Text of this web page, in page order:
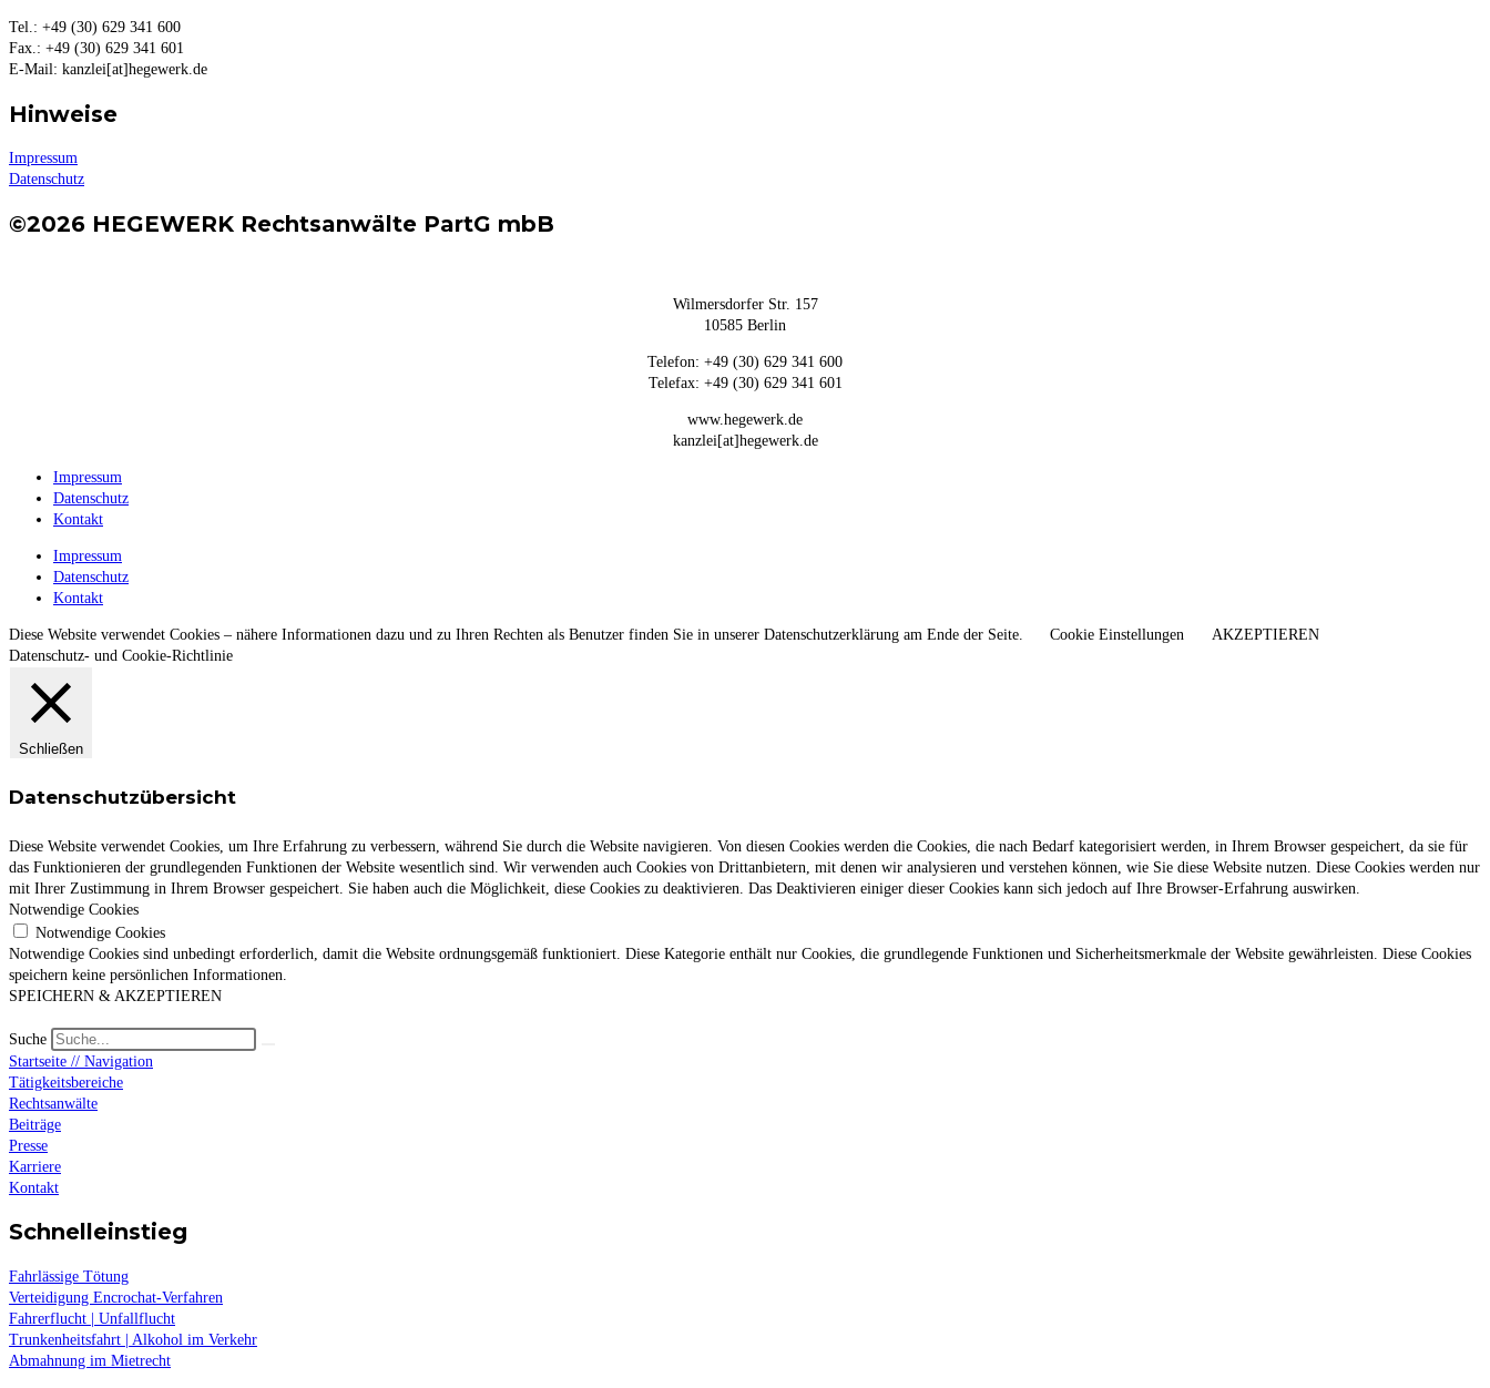
Tel.: +49 (30) 629 341 600
Fax.: +49 (30) 629 341 601
E-Mail: kanzlei[at]hegewerk.de
Hinweise
Impressum
Datenschutz
©2026 HEGEWERK Rechtsanwälte PartG mbB
Wilmersdorfer Str. 157
10585 Berlin
Telefon: +49 (30) 629 341 600
Telefax: +49 (30) 629 341 601
www.hegewerk.de
kanzlei[at]hegewerk.de
Impressum
Datenschutz
Kontakt
Impressum
Datenschutz
Kontakt
Diese Website verwendet Cookies – nähere Informationen dazu und zu Ihren Rechten als Benutzer finden Sie in unserer Datenschutzerklärung am Ende der Seite. Cookie Einstellungen
AKZEPTIEREN
Datenschutz- und Cookie-Richtlinie
Schließen
Datenschutzübersicht
Diese Website verwendet Cookies, um Ihre Erfahrung zu verbessern, während Sie durch die Website navigieren. Von diesen Cookies werden die Cookies, die nach Bedarf kategorisiert werden, in Ihrem Browser gespeichert, da sie für
das Funktionieren der grundlegenden Funktionen der Website wesentlich sind. Wir verwenden auch Cookies von Drittanbietern, mit denen wir analysieren und verstehen können, wie Sie diese Website nutzen. Diese Cookies werden nur
mit Ihrer Zustimmung in Ihrem Browser gespeichert. Sie haben auch die Möglichkeit, diese Cookies zu deaktivieren. Das Deaktivieren einiger dieser Cookies kann sich jedoch auf Ihre Browser-Erfahrung auswirken.
Notwendige Cookies
Notwendige Cookies
Notwendige Cookies sind unbedingt erforderlich, damit die Website ordnungsgemäß funktioniert. Diese Kategorie enthält nur Cookies, die grundlegende Funktionen und Sicherheitsmerkmale der Website gewährleisten. Diese Cookies
speichern keine persönlichen Informationen.
SPEICHERN & AKZEPTIEREN
Suche
Startseite // Navigation
Tätigkeitsbereiche
Rechtsanwälte
Beiträge
Presse
Karriere
Kontakt
Schnelleinstieg
Fahrlässige Tötung
Verteidigung Encrochat-Verfahren
Fahrerflucht | Unfallflucht
Trunkenheitsfahrt | Alkohol im Verkehr
Abmahnung im Mietrecht